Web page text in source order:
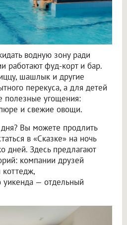
водную зону ради
работают фуд-корт и бар.
шашлык и другие
перекуса, а для детей
полезные угощения:
и свежие овощи.
Вы можете продлить
в «Сказке» на ночь
дней. Здесь предлагают
компании друзей
уикенда — отдельный